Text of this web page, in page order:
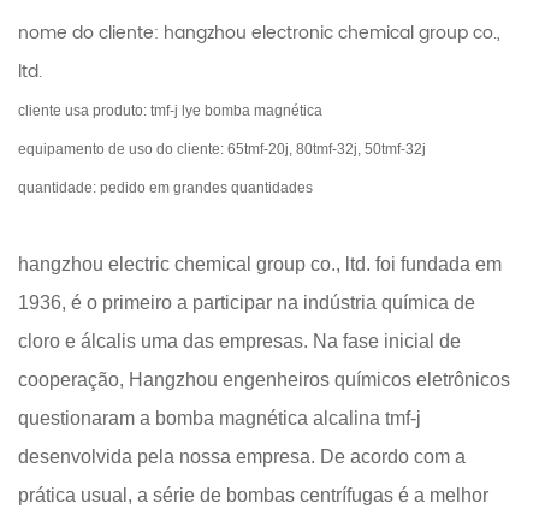
nome do cliente: hangzhou electronic chemical group co.,
ltd.
cliente usa produto: tmf-j lye bomba magnética
equipamento de uso do cliente: 65tmf-20j, 80tmf-32j, 50tmf-32j
quantidade: pedido em grandes quantidades
hangzhou electric chemical group co., ltd. foi fundada em
1936, é o primeiro a participar na indústria química de
cloro e álcalis uma das empresas. Na fase inicial de
cooperação, Hangzhou engenheiros químicos eletrônicos
questionaram a bomba magnética alcalina tmf-j
desenvolvida pela nossa empresa. De acordo com a
prática usual, a série de bombas centrífugas é a melhor